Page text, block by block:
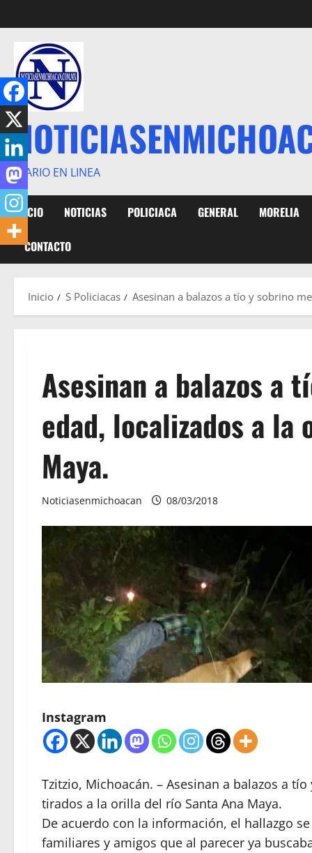
al
contenido
DIARIO EN LINEA
INICIO NOTICIAS POLICIACA GENERAL MORELIA
CONTACTO
Inicio S Policiacas Asesinan a balazos a tío y sobrino
Asesinan a balazos a
edad, localizados a
Maya.
Noticiasenmichoacan 08/03/2018
Instagram
Tzitzio, Michoacán. – Asesinan a balazos a
tirados a la orilla del río Santa Ana Maya.
De acuerdo con la información, el hallazgo
familiares y amigos que al parecer ya